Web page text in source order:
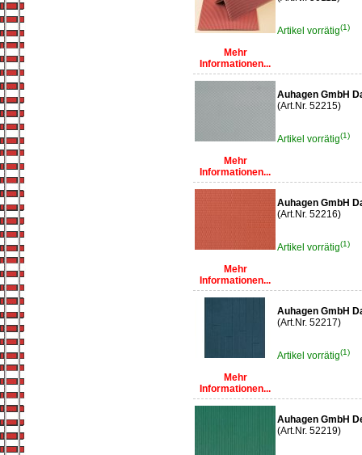
Mehr
Informationen...
Artikel vorrätig(1)
Mehr
Informationen...
Auhagen GmbH
(Art.Nr. 52215)
Artikel vorrätig(1)
Mehr
Informationen...
Auhagen GmbH
(Art.Nr. 52216)
Artikel vorrätig(1)
Mehr
Informationen...
Auhagen GmbH
(Art.Nr. 52217)
Artikel vorrätig(1)
Auhagen GmbH
(Art.Nr. 52219)